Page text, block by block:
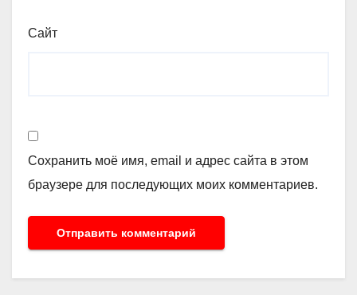
Сайт
Сохранить моё имя, email и адрес сайта в этом
браузере для последующих моих комментариев.